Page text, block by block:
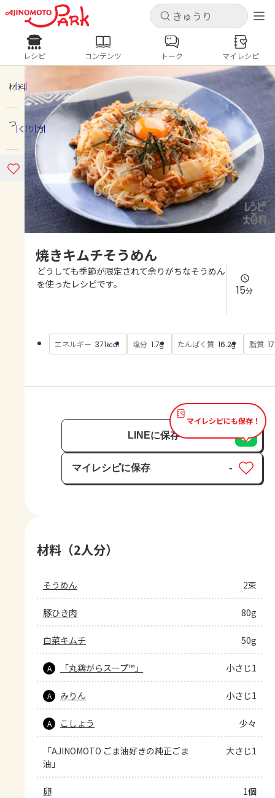
キャンセル
ログインするとレシピを保存できます
ログイン 新規登録
ホーム
コンテンツ
レシピ
よくあるお問い合わせ
AJINOMOTO PARK とは
キャンセル
レシピ コンテンツ
人気の食材・レシピ
きゅうり なす トマト
とうもろこし
ピーマン
みょうが ゴーヤ
レシピ コンテンツ トーク マイレシピ
材料
つくり方
焼きキムチそうめん
どうしても季節が限定されて余りがちなそうめん
を使ったレシピです。
15分
エネルギー 371kcal 塩分 1.7g たんぱく質 16.2g 脂質
マイレシピにも保存！
LINEに保存
マイレシピに保存
保存済み
-
材料（2人分）
そうめん 2束
豚ひき肉 80g
白菜キムチ 50g
A 「丸鶏がらスープ™」 小さじ1
A みりん 小さじ1
A こしょう 少々
「AJINOMOTO ごま油好きの純正ごま
油」
大さじ1
卵 1個